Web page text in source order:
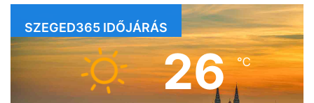
SZEGED365 IDŐJÁRÁS
26℃